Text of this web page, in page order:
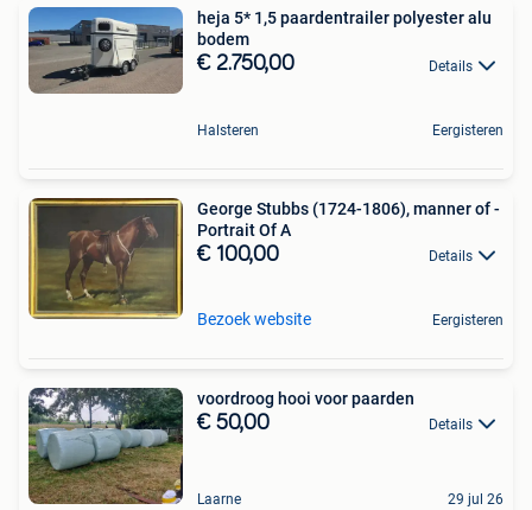
heja 5* 1,5 paardentrailer polyester alu
bodem
€ 2.750,00 Details
Halsteren Eergisteren
George Stubbs (1724-1806), manner of -
Portrait Of A
€ 100,00 Details
Bezoek website Eergisteren
voordroog hooi voor paarden
€ 50,00 Details
Laarne 29 jul 26